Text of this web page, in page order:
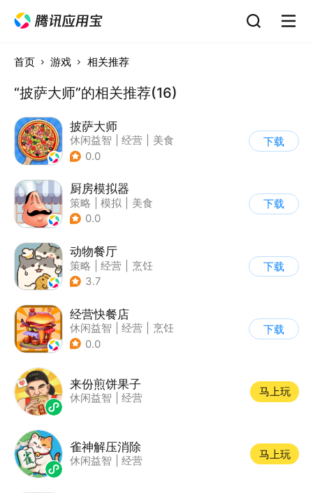
首页 游戏 相关推荐
“披萨大师”的相关推荐(16)
披萨大师
休闲益智 经营
美食
| 清新
0.0
下载
厨房模拟器
策略 模拟
美食
| 剧情
0.0
下载
动物餐厅
策略 经营
烹饪
| 宠物
3.7
下载
经营快餐店
休闲益智 经营
烹饪
| 卡通
0.0
下载
来份煎饼果子
休闲益智 经营
马上玩
雀神解压消除
休闲益智 经营
马上玩